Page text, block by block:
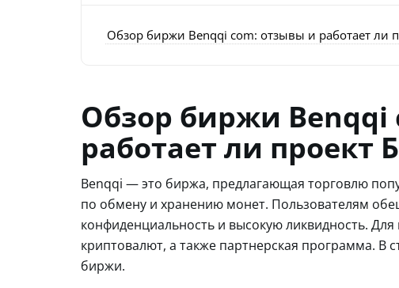
Обзор биржи Benqqi com: отзывы и работает ли
Обзор биржи Benqqi
работает ли проект
Benqqi — это биржа, предлагающая торговлю
по обмену и хранению монет. Пользователям
конфиденциальность и высокую ликвидность.
криптовалют, а также партнерская программа. В
биржи.